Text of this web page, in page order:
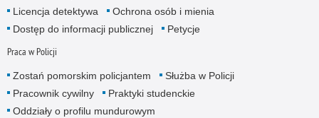
Licencja detektywa
Ochrona osób i mienia
Dostęp do informacji publicznej
Petycje
Praca w Policji
Zostań pomorskim policjantem
Służba w Policji
Pracownik cywilny
Praktyki studenckie
Oddziały o profilu mundurowym